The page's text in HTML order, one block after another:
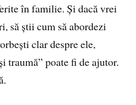
în familie. Și dacă vrei
să știi cum să abordezi
clar despre ele,
traumă” poate fi de ajutor.